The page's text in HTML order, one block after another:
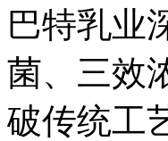
巴特乳业
菌、三效
破传统工